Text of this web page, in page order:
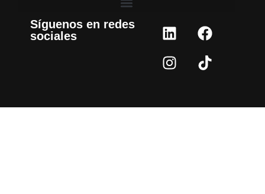
Síguenos en redes
sociales